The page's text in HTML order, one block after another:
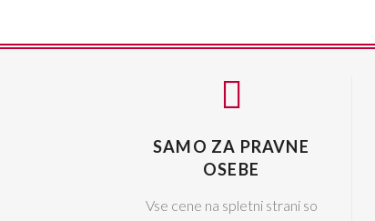
SAMO ZA PRAVNE
OSEBE
Vse cene na spletni strani so